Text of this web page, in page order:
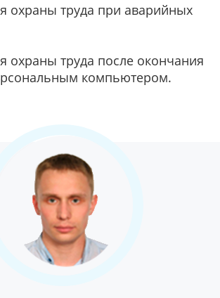
охраны труда при аварийных
охраны труда после окончания
компьютером.